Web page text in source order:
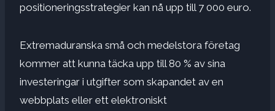
positioneringsstrategier kan nå upp till 7 000 euro.
Extremaduranska små och medelstora företag
kommer att kunna täcka upp till 80 % av sina
investeringar i utgifter som skapandet av en
webbplats eller ett elektroniskt